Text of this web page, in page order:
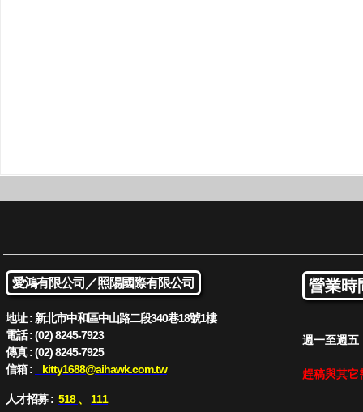
愛鴻有限公司／照陽國際有限公司
地址 : 新北市中和區中山路二段340巷18號1樓
電話 : (02) 8245-7923
傳真 : (02) 8245-7925
信箱 :
kitty1688@aihawk.com.tw
人才招募 : 518、 111
營業時
週一至週
趕稿與其它